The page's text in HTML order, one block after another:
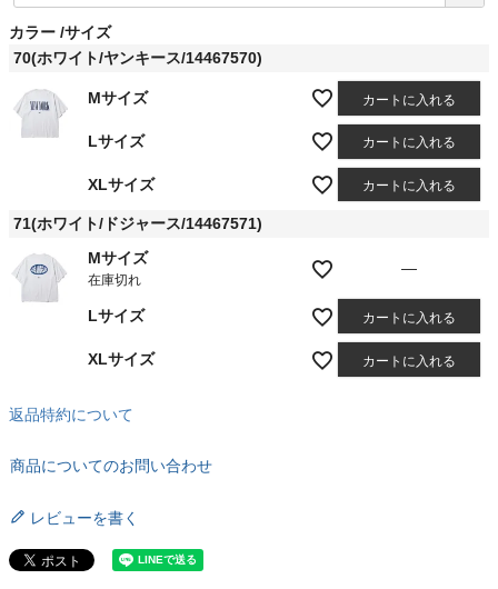
カラー サイズ
70(ホワイト/ヤンキース/14467570)
Mサイズ カートに入れる
Lサイズ カートに入れる
XLサイズ カートに入れる
71(ホワイト/ドジャース/14467571)
Mサイズ
在庫切れ
—
Lサイズ カートに入れる
XLサイズ カートに入れる
返品特約について
商品についてのお問い合わせ
レビューを書く